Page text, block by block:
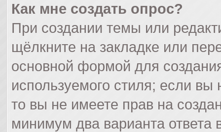
Как мне создать опрос?
При создании темы или
щёлкните на закладке или
основной формой для
используемого стиля; если
то вы не имеете прав на
минимум два варианта ответа